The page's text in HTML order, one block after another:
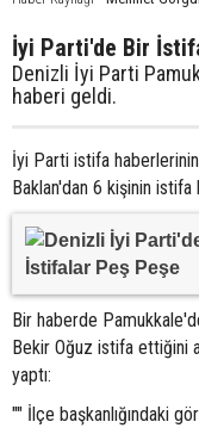
İyi Parti'de Bir
Denizli İyi Parti
haberi geldi.
İyi Parti istifa
Baklan'dan 6 kişinin istifa
Bir haberde
Bekir Oğuz istifa ettiğini
yaptı:
"" İlçe başkanlığındaki